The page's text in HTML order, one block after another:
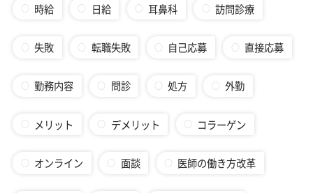
時給 日給 耳鼻科 訪問診療
失敗 転職失敗 自己応募 直接応募
勤務内容 問診 処方 外勤
メリット デメリット コラーゲン
オンライン 面談 医師の働き方改革